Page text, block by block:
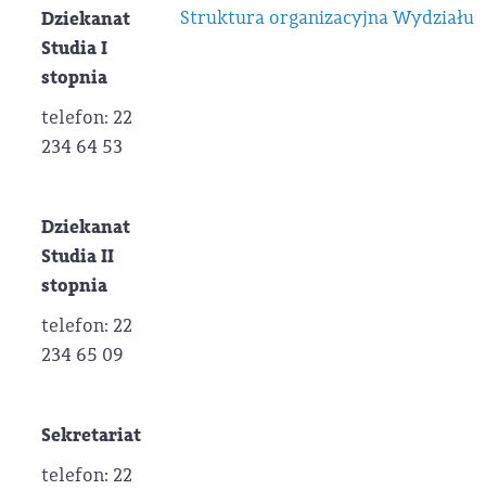
Dziekanat
Studia I
stopnia
telefon: 22
234 64 53
Dziekanat
Studia II
stopnia
telefon: 22
234 65 09
Sekretariat
telefon: 22
Struktura organizacyjna Wydziału